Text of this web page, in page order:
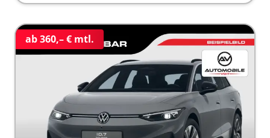
ab 360,– € mtl.